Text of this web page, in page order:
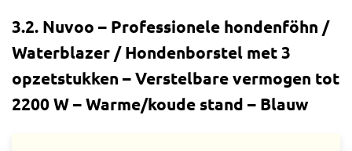
3.2. Nuvoo – Professionele hondenföhn /
Waterblazer / Hondenborstel met 3
opzetstukken – Verstelbare vermogen tot
2200 W – Warme/koude stand – Blauw